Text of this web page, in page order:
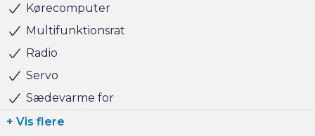
Kørecomputer
Multifunktionsrat
Radio
Servo
Sædevarme for
+ Vis flere